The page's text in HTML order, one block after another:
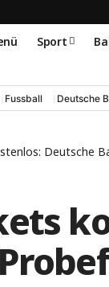
Sport
Fussball Deutsche
Deutsche